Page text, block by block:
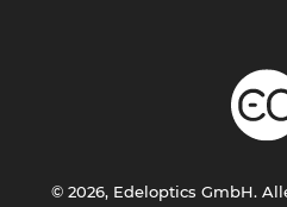
© 2026, Edeloptics GmbH.